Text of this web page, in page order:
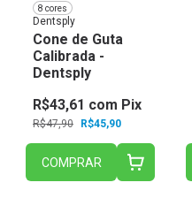
8 cores
Dentsply
Cone de Guta
Calibrada -
Dentsply
R$47,90 R$45,90
R$43,61 com Pix
COMPRAR